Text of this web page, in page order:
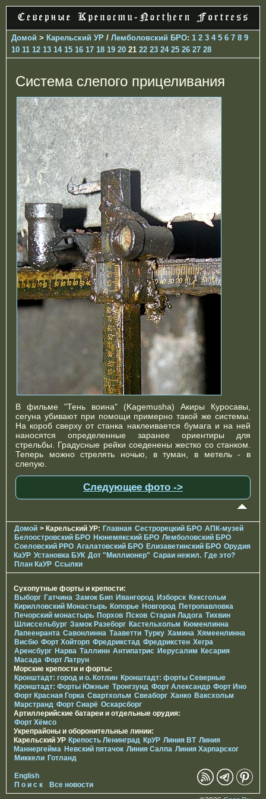
Домой > Карельский УР / Лемболовский БРО: 1 2 3 4 5 6 7 8 9
10 11 12 13 14 15 16 17 18 19 20 21 22 23 24 25 26 27 28
Система слепого прицеливания
В фильме "Тень воина" (Kagemusha) Акиры Куросавы,
сегуна убивают при помощи примерно такой же системы.
На короб сверху от станка наклеивается бумага и на ней
наносятся определенные заранее ориентиры для
стрельбы. Градусные рейки соеденены жестко со станком.
Теперь можно стрелять ночью, в туман, в метель - в
слепую.
Следующее фото ->
Домой > Карельский УР: Главная Сестрорецкий БРО АПК-музей
Белоостровский БРО Нюнемякский БРО Лемболовский БРО
Соеловский РРО Агалатовский БРО Елизаветинcкий БРО Орудия
КаУР Установка БУК Дот "Миллионер" Сараи нежил. Где это?
План КаУР Ссылки
Сухопутные форты и крепости:
Выборг Гатчина Замок Бип Ивангород Изборск Кексгольм
Кирилловский Монастырь Копорье Новгород Петропавловка
Печорcкий монастырь Порхов Псков Старая Ладога Тихвин
Шлиссельбург Замок Разеборг Кастельхольм Кюменлинна
Лапеенранта Савонлинна Тааветти Турку Хамина Хямеенлинна
Висбю Форт Хойторп Фредрикстад Фредрикстен Хегра
Аренсбург Нарва Таллинн Антипатрис Иерусалим Кесария
Масада Форт Латрун
Морские крепости и форты:
Кронштадт: город и о. Котлин Кронштадт: форты Северные
Кронштадт: Форты Южные Тронгзунд Форт Александр Форт Ино
Форт Красная Горка Свартхольм Свеаборг Ханко Ваксхольм
Марстранд Форт Сиарё Оскарсборг
Артиллерийские батареи и отдельные орудия:
Форт Хёмсо
Укрепрайоны и оборонительные линии:
Карельский УР Крепость Ленинград КрУР Линия ВТ Линия
Маннергейма Невский пятачок Линия Салпа Линия Харпарског
Миккели Готланд
English
П о и с к
Все новости